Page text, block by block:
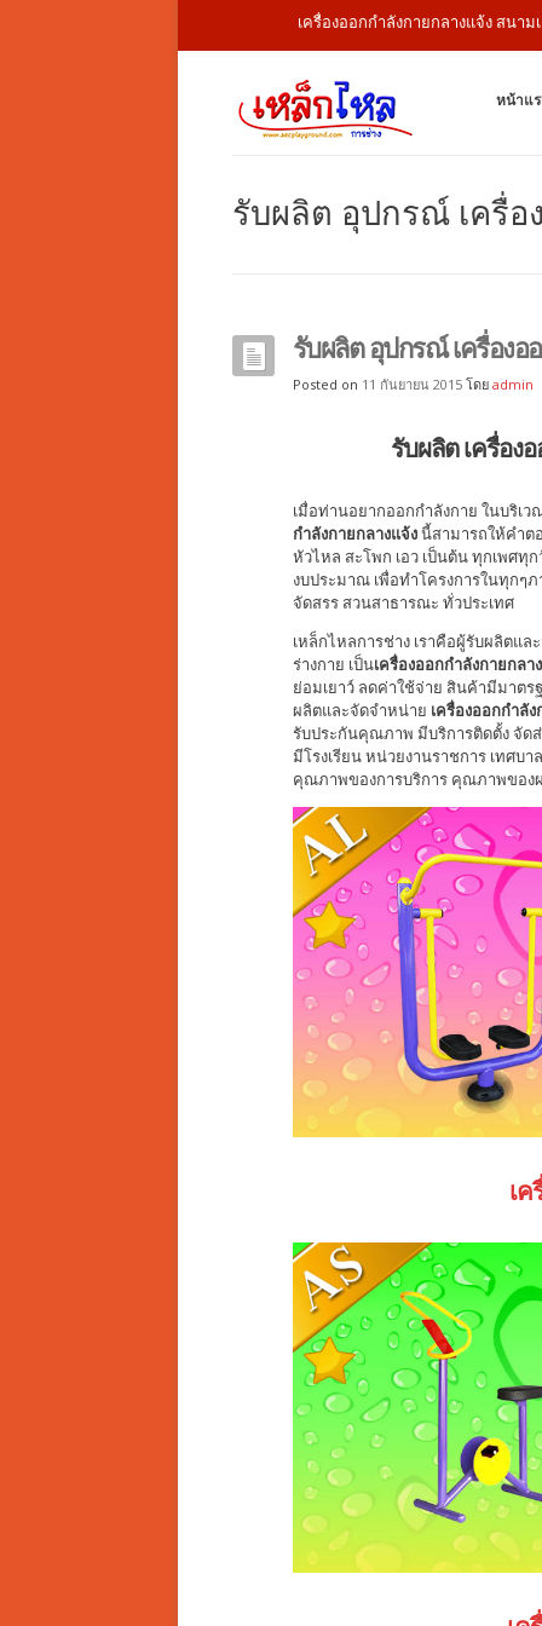
เครื่องออกกำลังกายกลางแจ้ง สนามเด็กเ
หน้าแ
รับผลิต อุปกรณ์ เครื่อ
รับผลิต อุปกรณ์ เครื่องอ
Posted on 11 กันยายน 2015 โดย admin
รับผลิต เครื่อง
เมื่อท่านอยากออกกำลังกาย ในบริ
กำลังกายกลางแจ้งนี้สามารถให้คำต
หัวไหล สะโพก เอว เป็นต้น ทุกเพศทุ
งบประมาณ เพื่อทำโครงการในทุกๆ
จัดสรร สวนสาธารณะ ทั่วประเทศ
เหล็กไหลการช่าง เราคือผู้รับผลิตแล
ร่างกาย เป็นเครื่องออกกำลังกายกลา
ย่อมเยาว์ ลดค่าใช้จ่าย สินค้ามีมาต
ผลิตและจัดจำหน่าย เครื่องออกกำลั
รับประกันคุณภาพ มีบริการติดตั้ง จัด
มีโรงเรียน หน่วยงานราชการ เทศบ
คุณภาพของการบริการ คุณภาพขอ
เ